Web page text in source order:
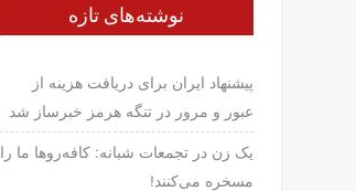
نوشته‌های تازه
پیشنهاد ایران برای دریافت هزینه از
عبور و مرور در تنگه هرمز خبرساز شد
یک زن در تجمعات شبانه: کافه‌روها ما را
مسخره می‌کنند!